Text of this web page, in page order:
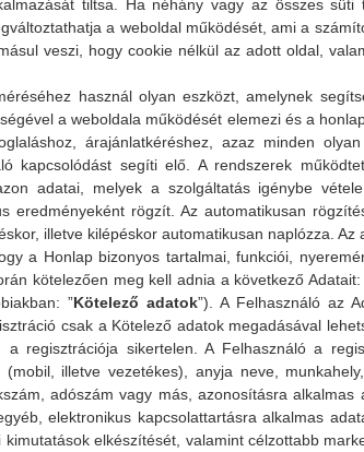
tiltsa. Ha néhány vagy az összes
a weboldal működését, ami a
veszi, hogy cookie nélkül az adott oldal,
használ olyan eszközt, amelynek
a weboldala működését elemezi és a
árajánlatkéréshez, azaz minden
kapcsolódást segíti elő. A rendszerek
adatai, melyek a szolgáltatás igénybe
eredményeként rögzít. Az automatikusan
illetve kilépéskor automatikusan naplózza. Az
Honlap bizonyos tartalmai, funkciói,
kötelezően meg kell adnia a következő
”Kötelező adatok”). A Felhasználó az
csak a Kötelező adatok megadásával
regisztrációja sikertelen. A Felhasználó a
illetve vezetékes), anyja neve,
adószám vagy más, azonosításra
elektronikus kapcsolattartásra alkalmas
elkészítését, valamint célzottabb